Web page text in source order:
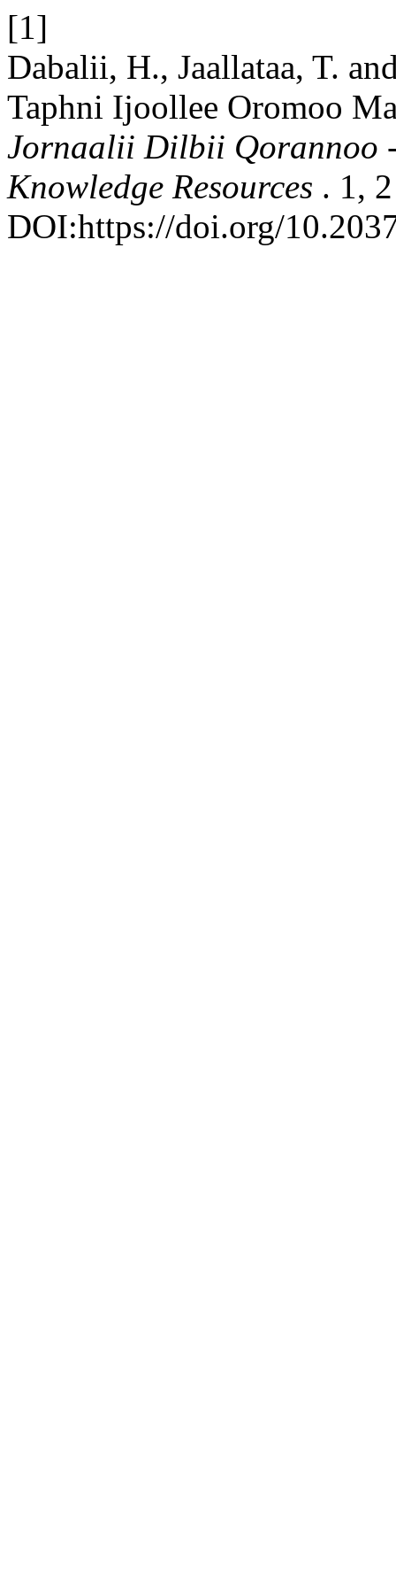
[1]
Dabalii, H., Jaallataa, T.
Taphni Ijoollee Oromoo
Jornaalii Dilbii Qorannoo
Knowledge Resources . 1,
DOI:https://doi.org/